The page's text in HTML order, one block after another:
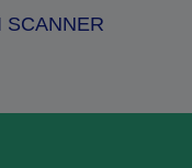
SCANNER